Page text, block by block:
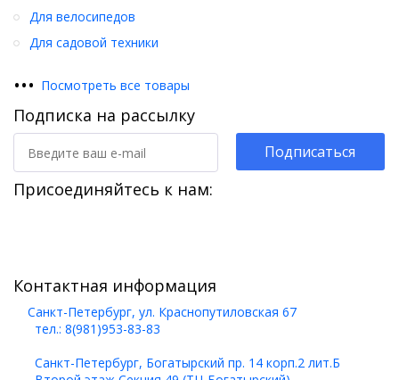
Для велосипедов
Для садовой техники
••• Посмотреть все товары
Подписка на рассылку
Подписаться
Присоединяйтесь к нам:
Контактная информация
Санкт-Петербург, ул. Краснопутиловская 67
тел.: 8(981)953-83-83
Санкт-Петербург, Богатырский пр. 14 корп.2 лит.Б